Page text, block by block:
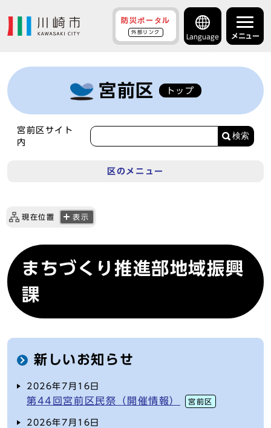
防災ポータル
外部リンク
Language メニュー
宮前区 トップ
宮前区サイト
内
検索
区のメニュー
現在位置 表示
まちづくり推進部地域振興
課
新しいお知らせ
2026年7月16日
第44回宮前区民祭（開催情報） 宮前区
2026年7月16日